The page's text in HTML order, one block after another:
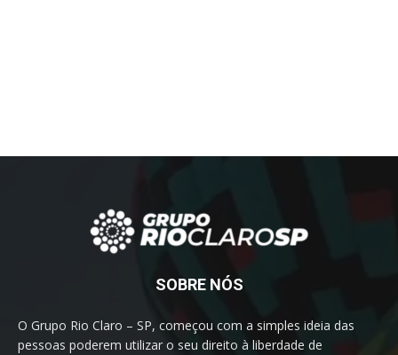
SOBRE NÓS
O Grupo Rio Claro – SP, começou com a simples ideia das
pessoas poderem utilizar o seu direito à liberdade de